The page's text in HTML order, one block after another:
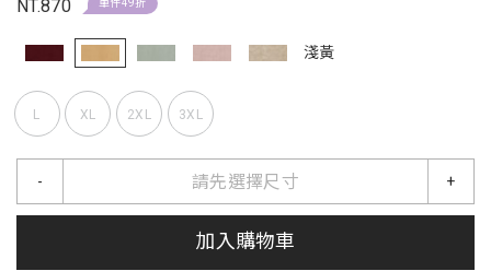
NT.870
淺黃
L XL 2XL 3XL
請先選擇尺寸
- +
加入購物車